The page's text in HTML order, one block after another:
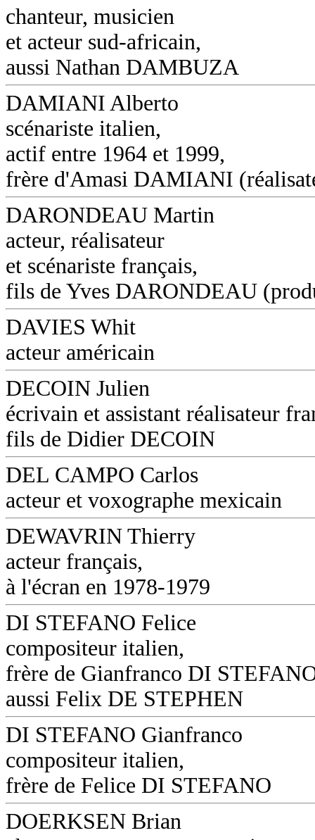
chanteur, musicien
et acteur sud-africain,
aussi Nathan DAMBUZA
DAMIANI Alberto
scénariste italien,
actif entre 1964 et 1999,
frère d'Amasi DAMIANI
DARONDEAU Martin
acteur, réalisateur
et scénariste français,
fils de Yves DARONDEAU
DAVIES Whit
acteur américain
DECOIN Julien
écrivain et assistant réalisateur
fils de Didier DECOIN
DEL CAMPO Carlos
acteur et voxographe mexicain
DEWAVRIN Thierry
acteur français,
à l'écran en 1978-1979
DI STEFANO Felice
compositeur italien,
frère de Gianfranco DI
aussi Felix DE STEPHEN
DI STEFANO Gianfranco
compositeur italien,
frère de Felice DI STEFANO
DOERKSEN Brian